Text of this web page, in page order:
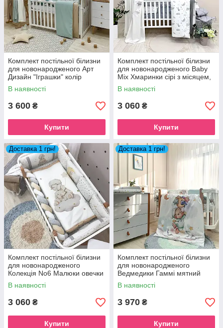
Комплект постільної білизни
для новонародженого Арт
Дизайн "Іграшки" колір
мятний
В наявності
3 600 ₴
Купити
Комплект постільної білизни
для новонародженого Baby
Mix Хмаринки сірі з місяцем,
колір сірий
В наявності
3 060 ₴
Купити
Доставка 1 грн!
Комплект постільної білизни
для новонародженого
Колекція No6 Малюки овечки
бежевий
В наявності
3 060 ₴
Купити
Доставка 1 грн!
Комплект постільної білизни
для новонародженого
Ведмедики Гаммі мятний
В наявності
3 970 ₴
Купити